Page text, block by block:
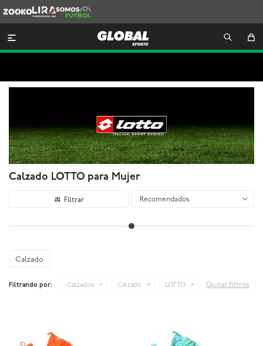
Lira
Somos
Futbol

Calzado LOTTO para Mujer
Recomendados
Calzado
Filtrando por: Calzados Calzado LOTTO Quitar filtros